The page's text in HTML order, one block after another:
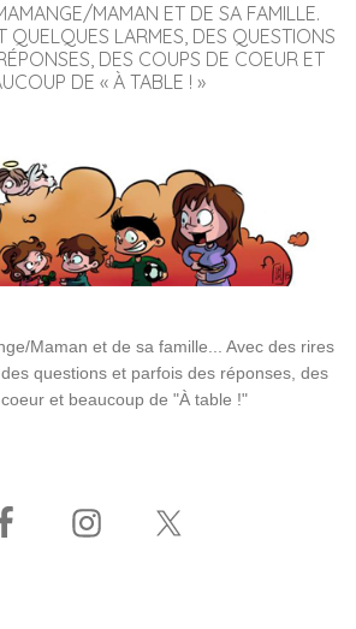
MAMAN ET DE SA FAMILLE.
QUELQUES LARMES, DES QUESTIONS
DES COUPS DE COEUR ET
DE « À TABLE ! »
Maman et de sa famille... Avec des rires
questions et parfois des réponses, des
et beaucoup de "À table !"